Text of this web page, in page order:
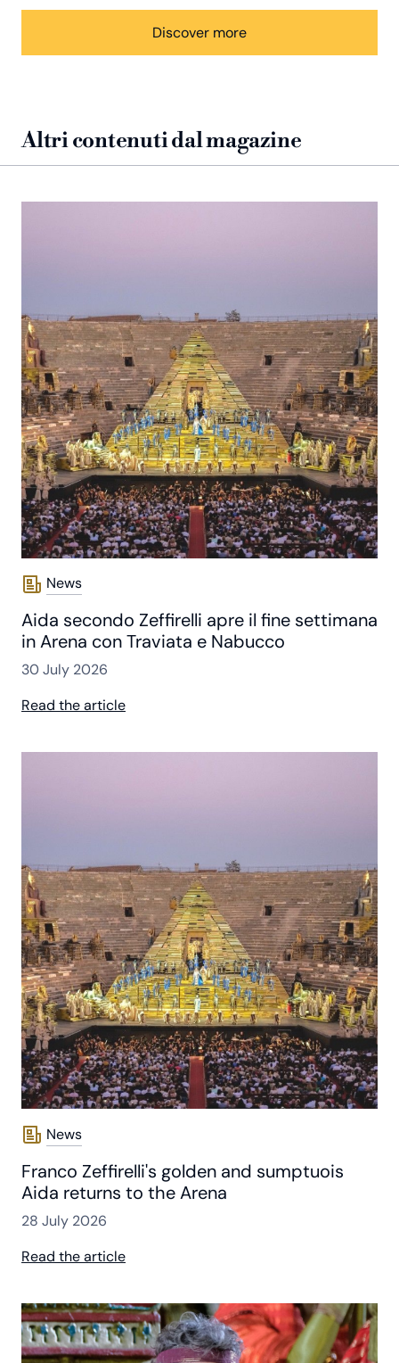
Discover more
Altri contenuti dal magazine
News
Aida secondo Zeffirelli apre il fine settimana
in Arena con Traviata e Nabucco
30 July 2026
Read the article
News
Franco Zeffirelli's golden and sumptuois
Aida returns to the Arena
28 July 2026
Read the article